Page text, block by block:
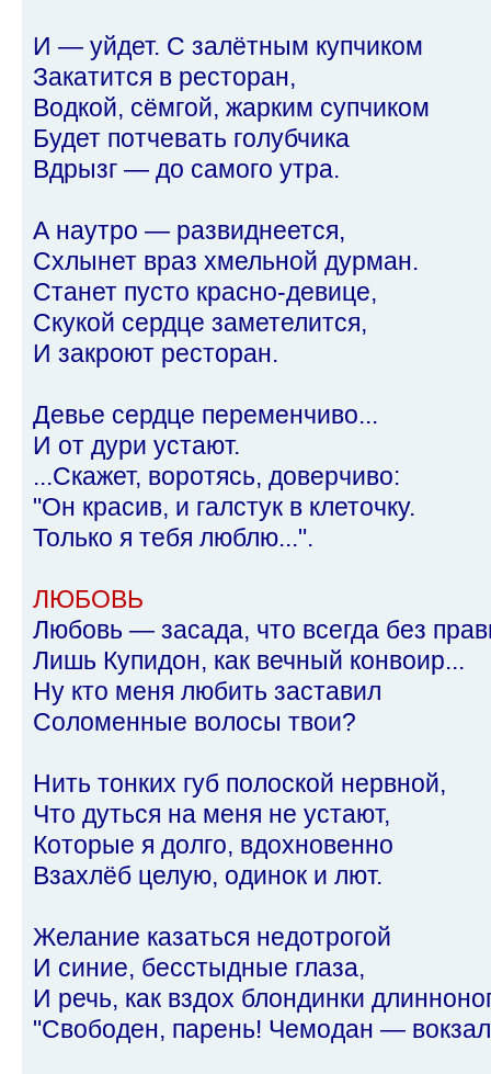
И — уйдет. С залётным купчиком
Закатится в ресторан,
Водкой, сёмгой, жарким супчиком
Будет потчевать голубчика
Вдрызг — до самого утра.
А наутро — развиднеется,
Схлынет враз хмельной дурман.
Станет пусто красно-девице,
Скукой сердце заметелится,
И закроют ресторан.
Девье сердце переменчиво...
И от дури устают.
...Скажет, воротясь, доверчиво:
"Он красив, и галстук в клеточку.
Только я тебя люблю...".
ЛЮБОВЬ
Любовь — засада, что всегда без
Лишь Купидон, как вечный конвоир...
Ну кто меня любить заставил
Соломенные волосы твои?
Нить тонких губ полоской нервной,
Что дуться на меня не устают,
Которые я долго, вдохновенно
Взахлёб целую, одинок и лют.
Желание казаться недотрогой
И синие, бесстыдные глаза,
И речь, как вздох блондинки
"Свободен, парень! Чемодан —